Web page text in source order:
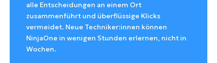
alle Entscheidungen an einem Ort
zusammenführt und überflüssige Klicks
vermeidet. Neue Techniker:innen können
NinjaOne in wenigen Stunden erlernen, nicht in
Wochen.